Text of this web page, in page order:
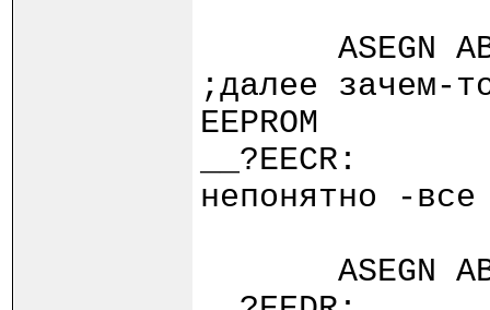
ASEGN
;далее зачем-
EEPROM
непонятно -
ASEGN